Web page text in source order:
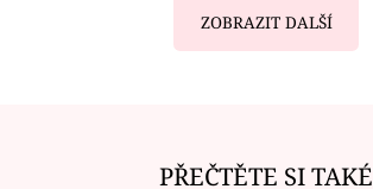
ZOBRAZIT DALŠÍ
PŘEČTĚTE SI TAKÉ